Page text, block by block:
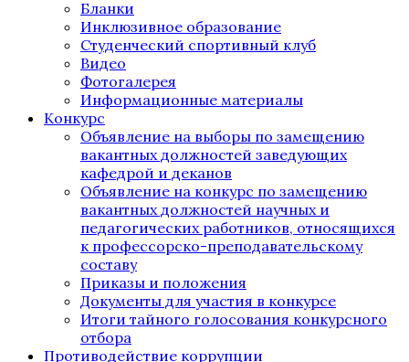
Бланки
Инклюзивное образование
Студенческий спортивный клуб
Видео
Фотогалерея
Информационные материалы
Конкурс
Объявление на выборы по замещению
вакантных должностей заведующих
кафедрой и деканов
Объявление на конкурс по замещению
вакантных должностей научных и
педагогических работников, относящихся
к профессорско-преподавательскому
составу
Приказы и положения
Документы для участия в конкурсе
Итоги тайного голосования конкурсного
отбора
Противодействие коррупции